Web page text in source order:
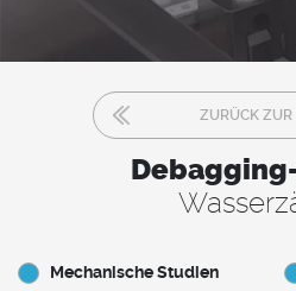
ZURÜCK ZUR
Mechanische Studien